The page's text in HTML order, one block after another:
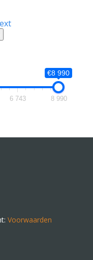
€8 990
6 743 8 990
Voorwaarden